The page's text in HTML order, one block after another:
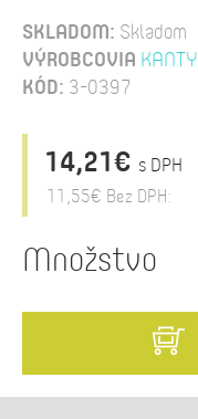
SKLADOM: Skladom
VÝROBCOVIA KANTY
KÓD: 3-0397
14,21€ s DPH
11,55€ Bez DPH:
Množstvo